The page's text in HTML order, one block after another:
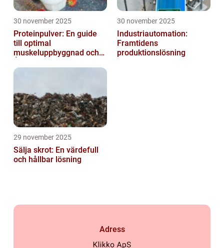
30 november 2025
Proteinpulver: En guide
till optimal
muskeluppbyggnad och
30 november 2025
Industriautomation:
Framtidens
produktionslösning
29 november 2025
Sälja skrot: En värdefull
och hållbar lösning
Adress